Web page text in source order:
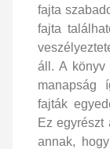
fajta
fajta
áll. A könyv
manapság
fajták
Ez egyrészt
annak,